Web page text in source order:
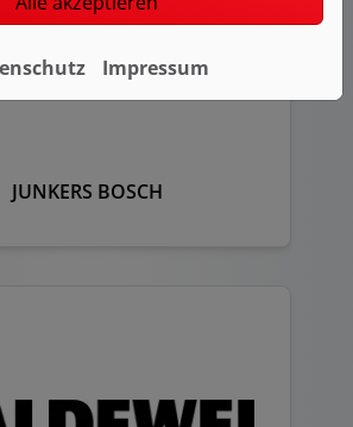
JUNKERS BOSCH
Impressum